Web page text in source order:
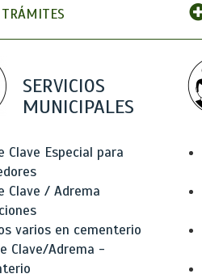
SERVICIOS
MUNICIPALES
Clave Especial para
Clave / Adrema
varios en cementerio
Clave/Adrema -